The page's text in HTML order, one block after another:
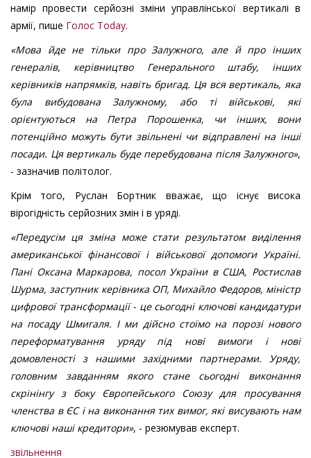
намір провести серйозні зміни управлінської вертикалі в
армії, пише Голос Today.
«Мова йде не тільки про Залужного, але й про інших
генералів, керівництво Генерального штабу, інших
керівників напрямків, навіть бригад. Ця вся вертикаль, яка
була вибудована Залужному, або ті військові, які
орієнтуються на Петра Порошенка, чи інших, вони
потенційно можуть бути звільнені чи відправлені на інші
посади. Ця вертикаль буде перебудована після Залужного»,
- зазначив політолог.
Крім того, Руслан Бортник вважає, що існує висока
вірогідність серйозних змін і в уряді.
«Передусім ця зміна може стати результатом виділення
американської фінансової і військової допомоги Україні.
Пані Оксана Маркарова, посол України в США, Ростислав
Шурма, заступник керівника ОП, Михайло Федоров, міністр
цифрової трансформації - це сьогодні ключові кандидатури
на посаду Шмигаля. І ми дійсно стоїмо на порозі нового
переформатування уряду під нові вимоги і нові
домовленості з нашими західними партнерами. Уряду,
головним завданням якого стане сьогодні виконання
скрінінгу з боку Європейського Союзу для просування
членства в ЄС і на виконання тих вимог, які висувають нам
ключові наші кредитори», - резюмував експерт.
звільнення